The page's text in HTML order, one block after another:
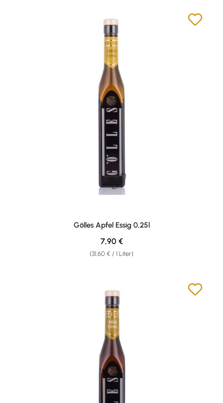
Gölles Apfel Essig 0,25l
(31,60 € / 1 Liter)
Regulärer Preis:
7,90 €